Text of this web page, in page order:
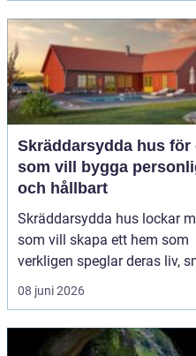
Skräddarsydda hus för
som vill bygga
och hållbart
Skräddarsydda hus lockar
som vill skapa ett hem som
verkligen speglar deras liv,
08 juni 2026